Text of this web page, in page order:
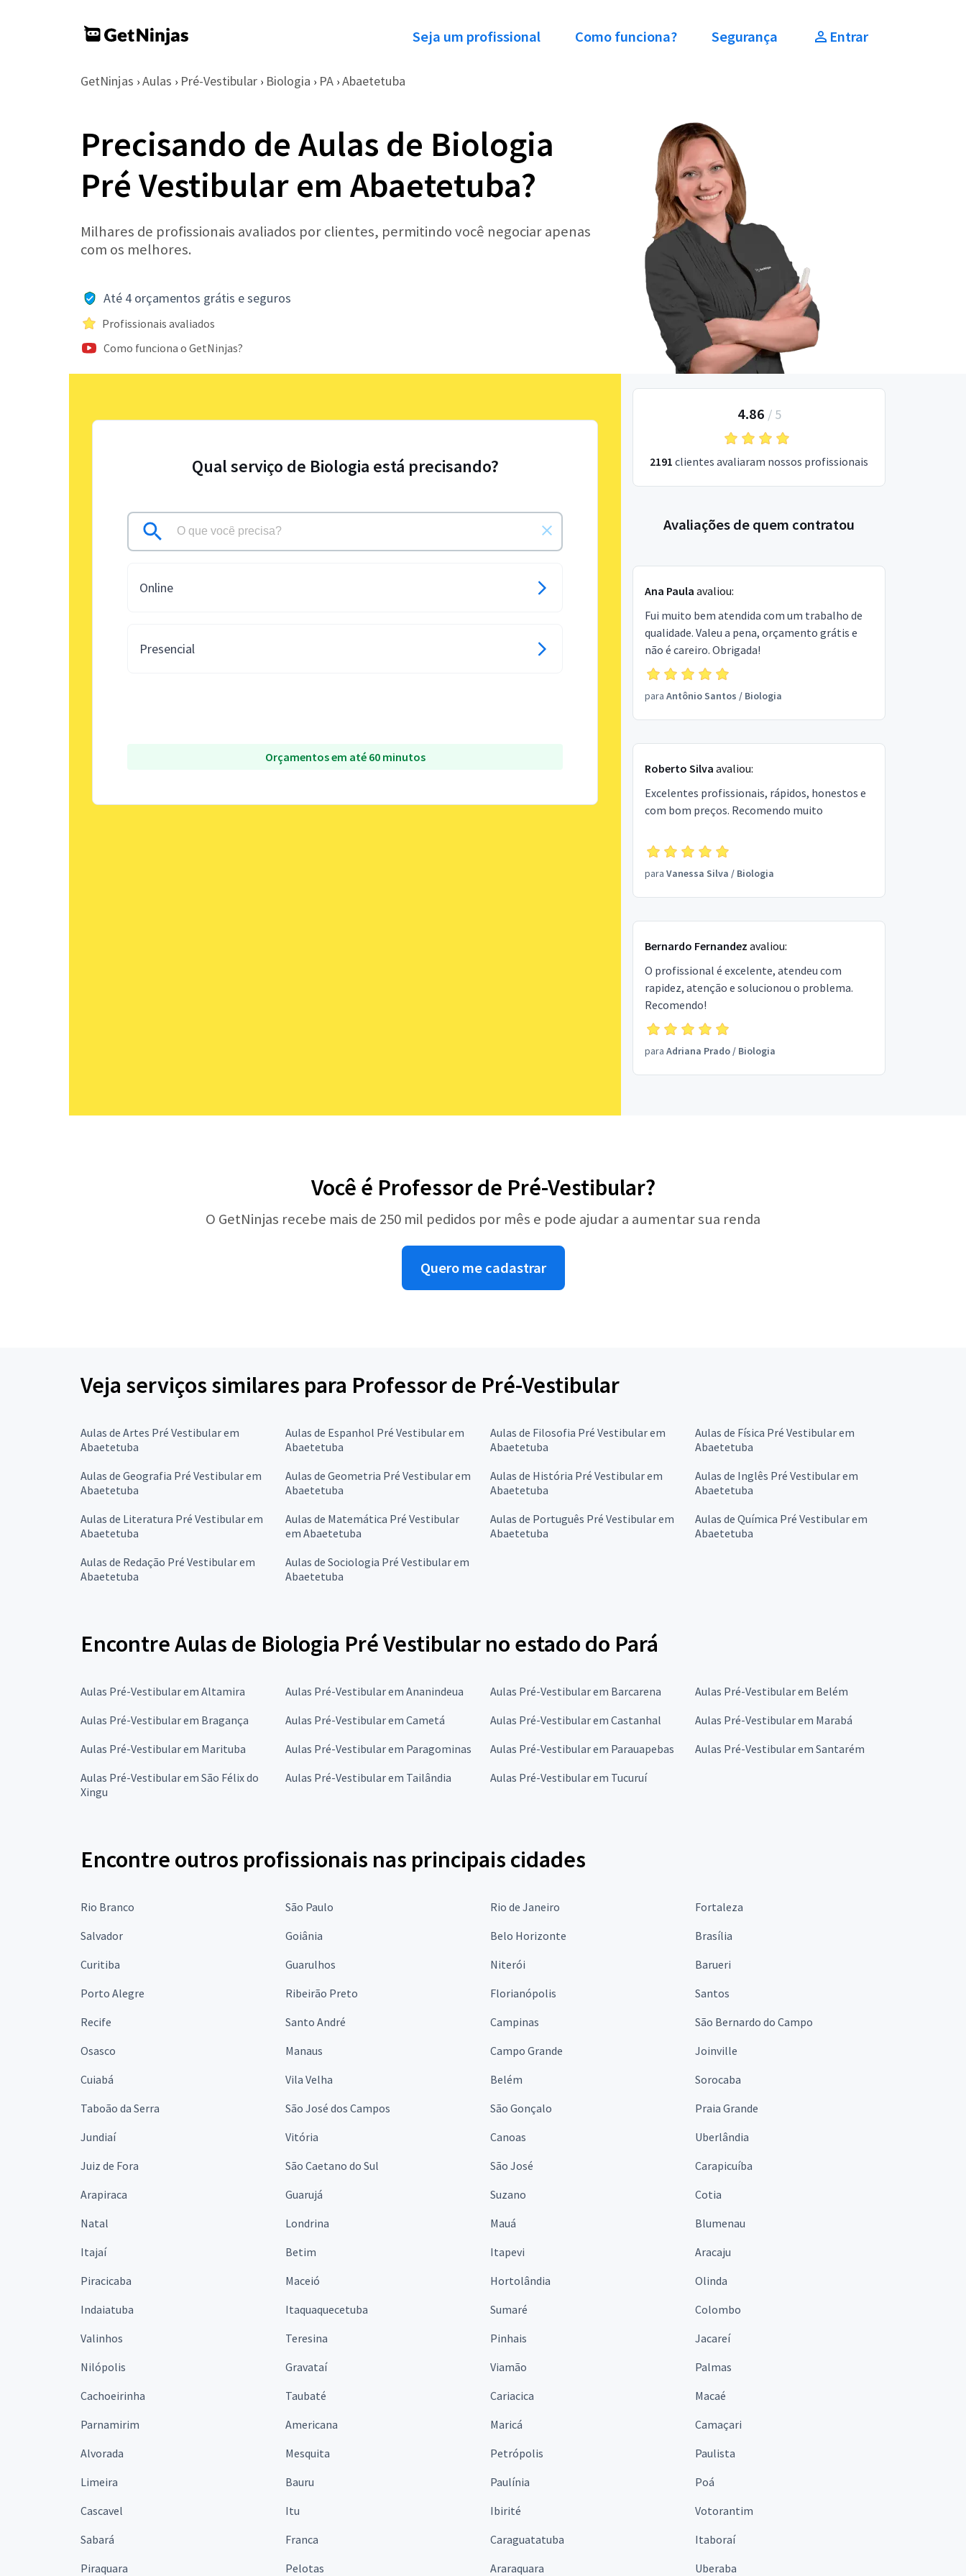
Seja um profissional Como funciona? Segurança Entrar
GetNinjas › Aulas › Pré-Vestibular › Biologia › PA › Abaetetuba
Precisando de Aulas de Biologia
Pré Vestibular em Abaetetuba?
Milhares de profissionais avaliados por clientes, permitindo você negociar apenas
com os melhores.
Até 4 orçamentos grátis e seguros
Profissionais avaliados
Como funciona o GetNinjas?
Qual serviço de Biologia está precisando?
Online
Presencial
Orçamentos em até 60 minutos
4.86 / 5
2191 clientes avaliaram nossos profissionais
Avaliações de quem contratou
Ana Paula avaliou:
Fui muito bem atendida com um trabalho de
qualidade. Valeu a pena, orçamento grátis e
não é careiro. Obrigada!
para Antônio Santos / Biologia
Roberto Silva avaliou:
Excelentes profissionais, rápidos, honestos e
com bom preços. Recomendo muito
para Vanessa Silva / Biologia
Bernardo Fernandez avaliou:
O profissional é excelente, atendeu com
rapidez, atenção e solucionou o problema.
Recomendo!
para Adriana Prado/ Biologia
Você é Professor de Pré-Vestibular?
O GetNinjas recebe mais de 250 mil pedidos por mês e pode ajudar a aumentar sua renda
Quero me cadastrar
Veja serviços similares para Professor de Pré-Vestibular
Aulas de Artes Pré Vestibular em
Abaetetuba
Aulas de Espanhol Pré Vestibular em
Abaetetuba
Aulas de Filosofia Pré Vestibular em
Abaetetuba
Aulas de Física Pré Vestibular em
Abaetetuba
Aulas de Geografia Pré Vestibular em
Abaetetuba
Aulas de Geometria Pré Vestibular em
Abaetetuba
Aulas de História Pré Vestibular em
Abaetetuba
Aulas de Inglês Pré Vestibular em
Abaetetuba
Aulas de Literatura Pré Vestibular em
Abaetetuba
Aulas de Matemática Pré Vestibular
em Abaetetuba
Aulas de Português Pré Vestibular em
Abaetetuba
Aulas de Química Pré Vestibular em
Abaetetuba
Aulas de Redação Pré Vestibular em
Abaetetuba
Aulas de Sociologia Pré Vestibular em
Abaetetuba
Encontre Aulas de Biologia Pré Vestibular no estado do Pará
Aulas Pré-Vestibular em Altamira Aulas Pré-Vestibular em Ananindeua Aulas Pré-Vestibular em Barcarena
Aulas Pré-Vestibular em Belém
Aulas Pré-Vestibular em Bragança
Aulas Pré-Vestibular em Cametá Aulas Pré-Vestibular em Castanhal
Aulas Pré-Vestibular em Marabá
Aulas Pré-Vestibular em Marituba
Aulas Pré-Vestibular em Paragominas Aulas Pré-Vestibular em Parauapebas
Aulas Pré-Vestibular em Santarém
Aulas Pré-Vestibular em São Félix do
Xingu
Aulas Pré-Vestibular em Tailândia Aulas Pré-Vestibular em Tucuruí
Encontre outros profissionais nas principais cidades
Rio Branco São Paulo Rio de Janeiro
Fortaleza
Salvador
Goiânia Belo Horizonte
Brasília
Curitiba
Guarulhos Niterói
Barueri
Porto Alegre
Ribeirão Preto Florianópolis
Santos
Recife
Santo André Campinas
São Bernardo do Campo
Osasco
Manaus Campo Grande
Joinville
Cuiabá
Vila Velha Belém
Sorocaba
Taboão da Serra
São José dos Campos São Gonçalo
Praia Grande
Jundiaí
Vitória Canoas
Uberlândia
Juiz de Fora
São Caetano do Sul São José
Carapicuíba
Arapiraca
Guarujá Suzano
Cotia
Natal
Londrina Mauá
Blumenau
Itajaí
Betim Itapevi
Aracaju
Piracicaba
Maceió Hortolândia
Olinda
Indaiatuba
Itaquaquecetuba Sumaré
Colombo
Valinhos
Teresina Pinhais
Jacareí
Nilópolis
Gravataí Viamão
Palmas
Cachoeirinha
Taubaté Cariacica
Macaé
Parnamirim
Americana Maricá
Camaçari
Alvorada
Mesquita Petrópolis
Paulista
Limeira
Bauru Paulínia
Poá
Cascavel
Itu Ibirité
Votorantim
Sabará
Franca Caraguatatuba
Itaboraí
Piraquara
Pelotas Araraquara Uberaba